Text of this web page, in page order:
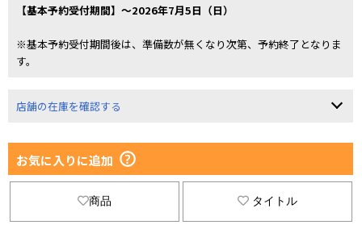
【基本予約受付期間】～2026年7月5日（日）
※基本予約受付期間後は、準備数が無くなり次第、予約終了となりま
す。
店舗の在庫を確認する
お気に入りに追加
商品 タイトル